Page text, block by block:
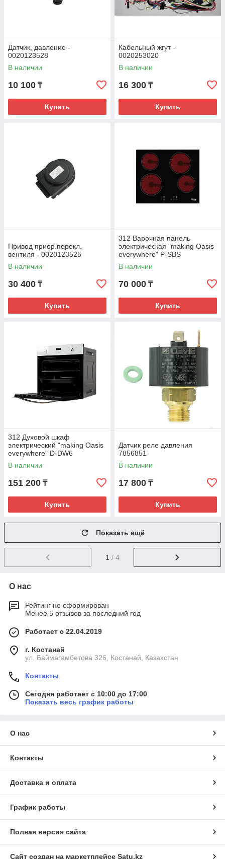
Датчик, давление -
0020123528
В наличии
10 100 ₸
Купить
Кабельный жгут -
0020253020
В наличии
16 300 ₸
Купить
Привод приор.перекл.
вентиля - 0020123525
В наличии
30 400 ₸
Купить
312 Варочная панель
электрическая "making Oasis
everywhere" P-SBS
В наличии
70 000 ₸
Купить
312 Духовой шкаф
электрический "making Oasis
everywhere" D-DW6
В наличии
151 200 ₸
Купить
Датчик реле давления
7856851
В наличии
17 800 ₸
Купить
Показать ещё
1 / 4
О нас
Рейтинг не сформирован
Менее 5 отзывов за последний год
Работает с 22.04.2019
г. Костанай
ул. Баймагамбетова 326, Костанай, Казахстан
Контакты
Сегодня работает с 10:00 до 17:00
Показать весь график работы
О нас
Контакты
Доставка и оплата
График работы
Полная версия сайта
Сайт создан на маркетплейсе Satu.kz